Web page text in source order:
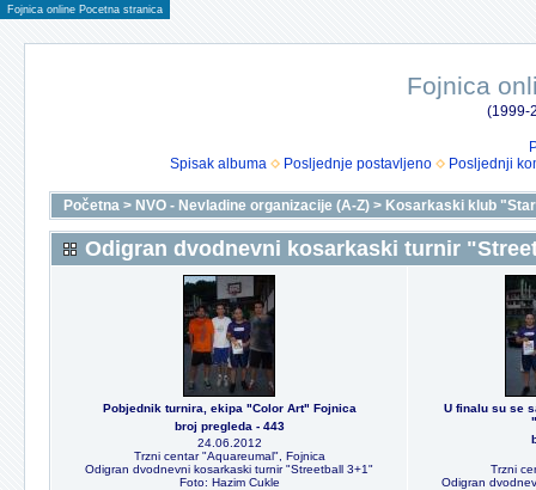
Fojnica online Pocetna stranica
Fojnica
(1999-
Spisak albuma
Posljednje postavljeno Posljednji
Početna > NVO - Nevladine organizacije (A-Z) > Kosarkaski klub
Odigran dvodnevni kosarkaski turnir
Pobjednik turnira, ekipa "Color Art" Fojnica
broj pregleda - 443
24.06.2012
Trzni centar "Aquareumal", Fojnica
Odigran dvodnevni kosarkaski turnir "Streetball 3+1"
Foto: Hazim Cukle
U finalu su se
Trzni
Odigran